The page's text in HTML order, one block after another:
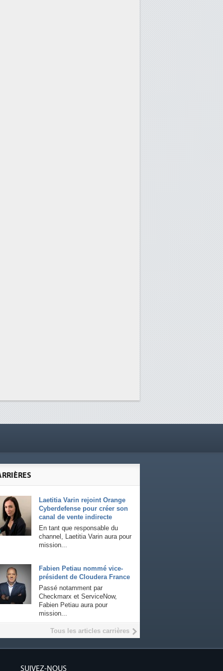
Laetitia Varin rejoint Orange
Cyberdefense pour créer son
canal de vente indirecte
En tant que responsable du
channel, Laetitia Varin aura pour
mission...
Fabien Petiau nommé vice-
président de Cloudera France
Passé notamment par
Checkmarx et ServiceNow,
Fabien Petiau aura pour
mission...
Tous les articles carrières
SUIVEZ-NOUS